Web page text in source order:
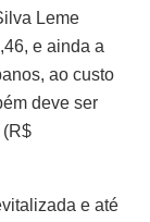
Leme
e ainda a
ao custo
deve ser
(R$
e até